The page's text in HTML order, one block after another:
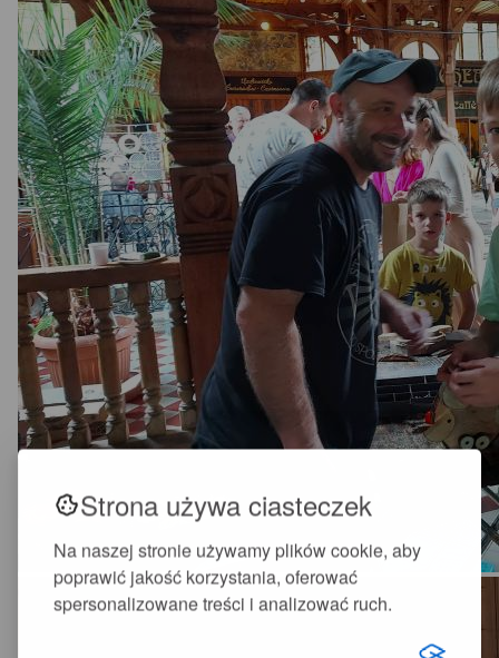
Strona używa ciasteczek
Na naszej stronie używamy plików cookie, aby
poprawić jakość korzystania, oferować
spersonalizowane treści i analizować ruch.